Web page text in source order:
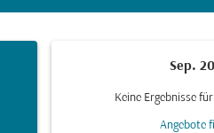
Sep.
Keine Ergebnisse
Angebote